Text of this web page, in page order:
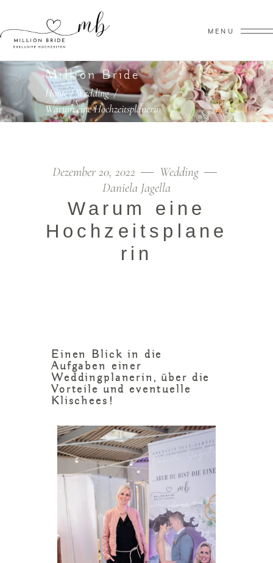
MENU
Million Bride
Home/Wedding/
Warum eine Hochzeitsplanerin
Dezember 20, 2022
Wedding
Daniela Jagella
Warum eine
Hochzeitsplane
rin
Einen Blick in die
Aufgaben einer
Weddingplanerin, über die
Vorteile und eventuelle
Klischees!